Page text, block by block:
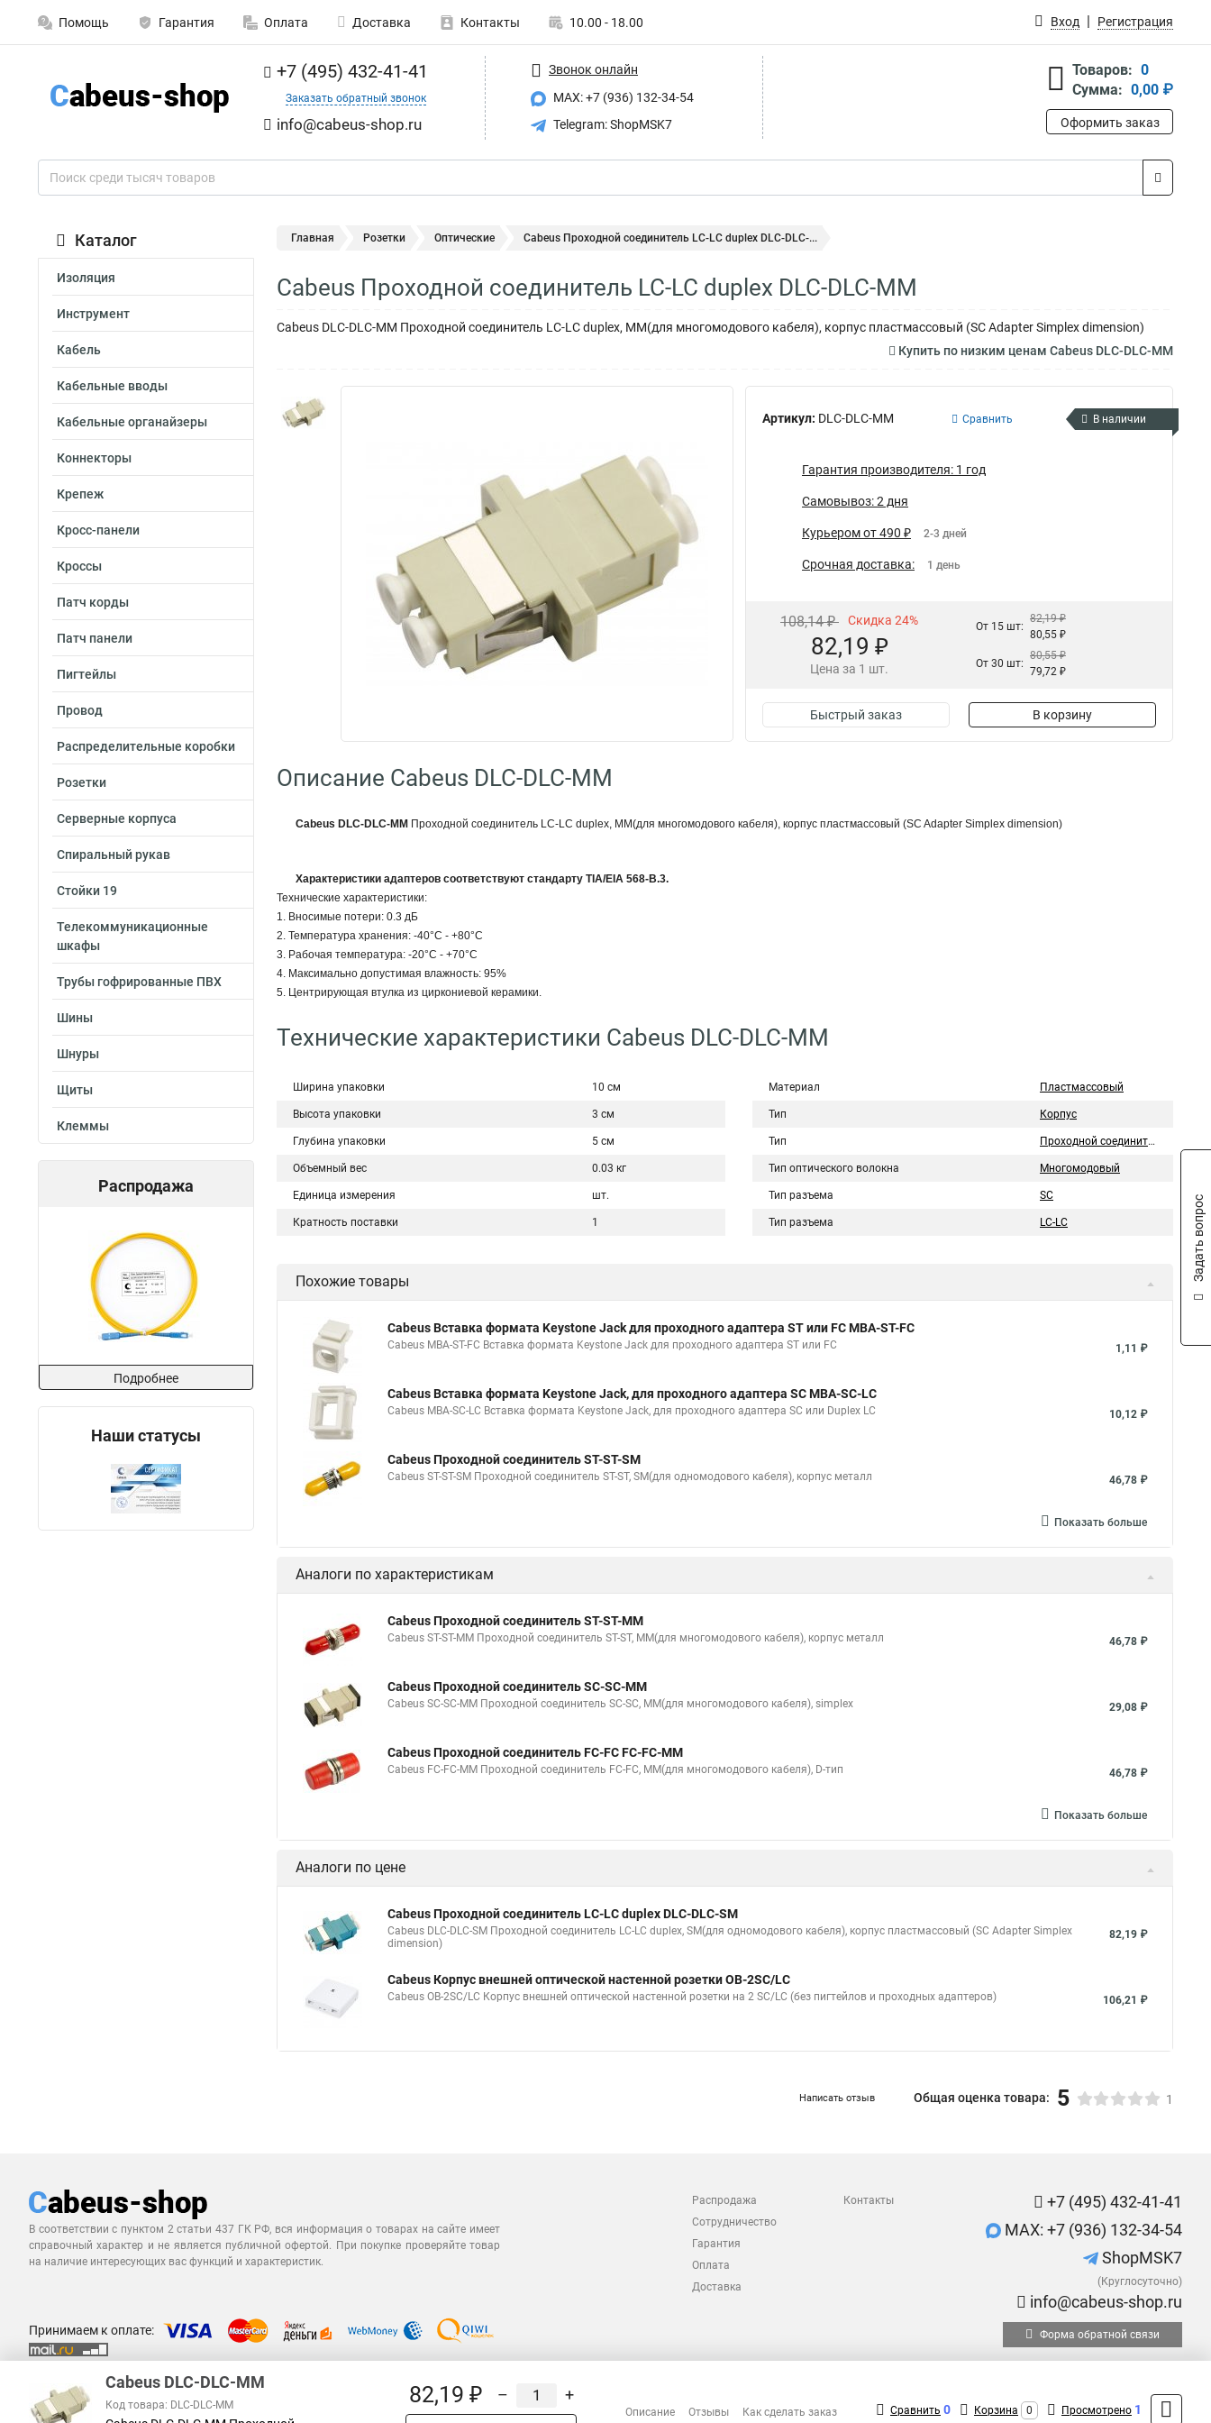
Помощь Гарантия Оплата Доставка Контакты 10.00 - 18.00 Вход Регистрация
+7 (495) 432-41-41
Заказать обратный звонок
info@cabeus-shop.ru
Звонок онлайн
MAX: +7 (936) 132-34-54
Telegram: ShopMSK7
Товаров: 0
Сумма: 0,00 ₽
Оформить заказ
Каталог
Изоляция
Инструмент
Кабель
Кабельные вводы
Кабельные органайзеры
Коннекторы
Крепеж
Кросс-панели
Кроссы
Патч корды
Патч панели
Пигтейлы
Провод
Распределительные коробки
Розетки
Серверные корпуса
Спиральный рукав
Стойки 19
Телекоммуникационные
шкафы
Трубы гофрированные ПВХ
Шины
Шнуры
Щиты
Клеммы
Распродажа
Подробнее
Наши статусы
Главная Розетки Оптические Cabeus Проходной соединитель LC-LC duplex DLC-DLC-...
Cabeus Проходной соединитель LC-LC duplex DLC-DLC-MM
Cabeus DLC-DLC-MM Проходной соединитель LC-LC duplex, MM(для многомодового кабеля), корпус пластмассовый (SC Adapter Simplex dimension)
Купить по низким ценам Cabeus DLC-DLC-MM
Артикул: DLC-DLC-MM Сравнить В наличии
Гарантия производителя: 1 год
Самовывоз: 2 дня
Курьером от 490 ₽ 2-3 дней
Срочная доставка: 1 день
108,14 ₽ Скидка 24%
82,19 ₽
Цена за 1 шт.
От 15 шт:
82,19 ₽
80,55 ₽
От 30 шт:
80,55 ₽
79,72 ₽
Быстрый заказ В корзину
Описание Cabeus DLC-DLC-MM
Cabeus DLC-DLC-MM Проходной соединитель LC-LC duplex, MM(для многомодового кабеля), корпус пластмассовый (SC Adapter Simplex dimension)
Характеристики адаптеров соответствуют стандарту TIA/EIA 568-B.3.
Технические характеристики:
1. Вносимые потери: 0.3 дБ
2. Температура хранения: -40°C - +80°C
3. Рабочая температура: -20°C - +70°C
4. Максимально допустимая влажность: 95%
5. Центрирующая втулка из циркониевой керамики.
Технические характеристики Cabeus DLC-DLC-MM
Ширина упаковки 10 см
Высота упаковки 3 см
Глубина упаковки 5 см
Объемный вес 0.03 кг
Единица измерения шт.
Кратность поставки 1
Материал Пластмассовый
Тип Корпус
Тип Проходной соединитель
Тип оптического волокна Многомодовый
Тип разъема SC
Тип разъема LC-LC
Похожие товары
Cabeus Вставка формата Keystone Jack для проходного адаптера ST или FC MBA-ST-FC
Cabeus MBA-ST-FC Вставка формата Keystone Jack для проходного адаптера ST или FC 1,11 ₽
Cabeus Вставка формата Keystone Jack, для проходного адаптера SC MBA-SC-LC
Cabeus MBA-SC-LC Вставка формата Keystone Jack, для проходного адаптера SC или Duplex LC 10,12 ₽
Cabeus Проходной соединитель ST-ST-SM
Cabeus ST-ST-SM Проходной соединитель ST-ST, SM(для одномодового кабеля), корпус металл 46,78 ₽
Показать больше
Аналоги по характеристикам
Cabeus Проходной соединитель ST-ST-MM
Cabeus ST-ST-MM Проходной соединитель ST-ST, MM(для многомодового кабеля), корпус металл 46,78 ₽
Cabeus Проходной соединитель SC-SC-MM
Cabeus SC-SC-MM Проходной соединитель SC-SC, MM(для многомодового кабеля), simplex 29,08 ₽
Cabeus Проходной соединитель FC-FC FC-FC-MM
Cabeus FC-FC-MM Проходной соединитель FC-FC, MM(для многомодового кабеля), D-тип 46,78 ₽
Показать больше
Аналоги по цене
Cabeus Проходной соединитель LC-LC duplex DLC-DLC-SM
Cabeus DLC-DLC-SM Проходной соединитель LC-LC duplex, SM(для одномодового кабеля), корпус пластмассовый (SC Adapter Simplex
dimension)
82,19 ₽
Cabeus Корпус внешней оптической настенной розетки OB-2SC/LC
Cabeus OB-2SC/LC Корпус внешней оптической настенной розетки на 2 SC/LC (без пигтейлов и проходных адаптеров) 106,21 ₽
Написать отзыв Общая оценка товара: 5 1
В соответствии с пунктом 2 статьи 437 ГК РФ, вся информация о товарах на сайте имеет
справочный характер и не является публичной офертой. При покупке проверяйте товар
на наличие интересующих вас функций и характеристик.
Распродажа
Сотрудничество
Гарантия
Оплата
Доставка
Контакты
+7 (495) 432-41-41
MAX: +7 (936) 132-34-54
ShopMSK7
(Круглосуточно)
info@cabeus-shop.ru
Принимаем к оплате: Форма обратной связи
Cabeus DLC-DLC-MM
Код товара: DLC-DLC-MM 82,19 ₽ – +
Описание Отзывы Как сделать заказ Сравнить 0 Корзина 0 Просмотрено 1
Задать вопрос